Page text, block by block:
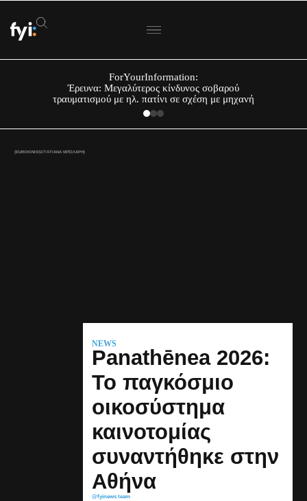
ForYourInformation:
Έρευνα: Μεγαλύτερος κίνδυνος σοβαρού
τραυματισμού με ηλ. πατίνι σε σχέση με μηχανή
(EUROKINISSI/ΤΑΤΙΑΝΑ ΜΠΟΛΑΡΗ)
NEWS
Panathēnea 2026:
Το παγκόσμιο
οικοσύστημα
καινοτομίας
συναντήθηκε στην
Αθήνα
@fyinews team